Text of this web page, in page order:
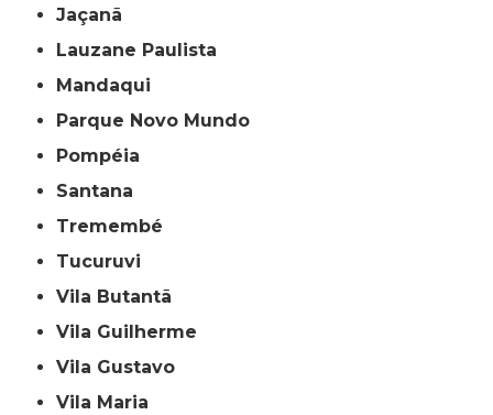
Jaçanã
Lauzane Paulista
Mandaqui
Parque Novo Mundo
Pompéia
Santana
Tremembé
Tucuruvi
Vila Butantã
Vila Guilherme
Vila Gustavo
Vila Maria